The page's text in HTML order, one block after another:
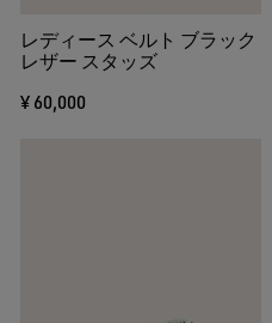
レディース ベルト ブラック
レザー スタッズ
¥ 60,000